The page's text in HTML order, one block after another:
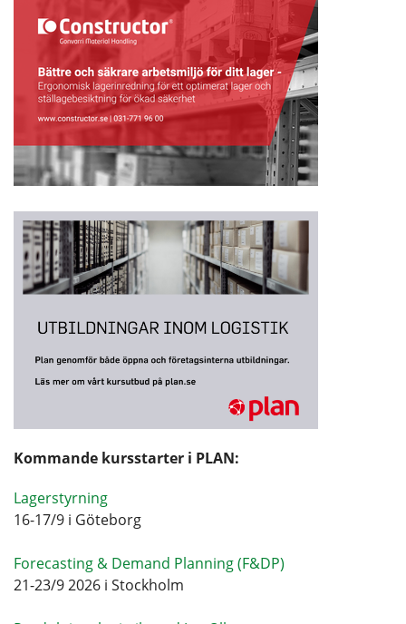
Kommande kursstarter i PLAN:
Lagerstyrning
16-17/9 i Göteborg
Forecasting & Demand Planning (F&DP)
21-23/9 2026 i Stockholm